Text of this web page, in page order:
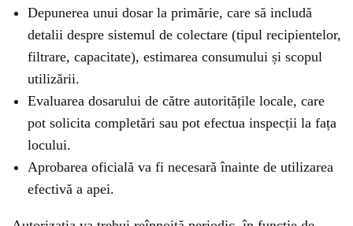
Depunerea unui dosar la primărie, care să includă
detalii despre sistemul de colectare (tipul recipientelor,
filtrare, capacitate), estimarea consumului și scopul
utilizării.
Evaluarea dosarului de către autoritățile locale, care
pot solicita completări sau pot efectua inspecții la fața
locului.
Aprobarea oficială va fi necesară înainte de utilizarea
efectivă a apei.